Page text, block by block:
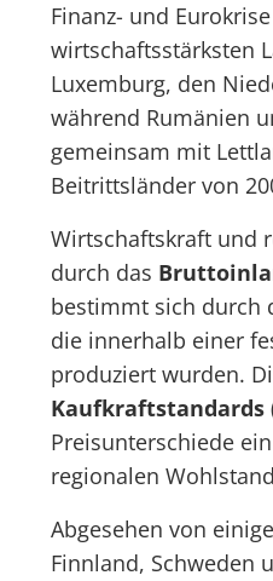
Finanz- und
wirtschaftsstärksten
Luxemburg, den
während Rumänien
gemeinsam mit
Beitrittsländer von
Wirtschaftskraft und
durch das
bestimmt sich durch
die innerhalb einer
produziert wurden.
Kaufkraftstandards
Preisunterschiede
regionalen
Abgesehen von
Finnland, Schweden